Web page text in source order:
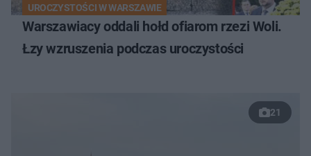
UROCZYSTOŚCI W WARSZAWIE
Warszawiacy oddali hołd ofiarom rzezi Woli.
Łzy wzruszenia podczas uroczystości
21